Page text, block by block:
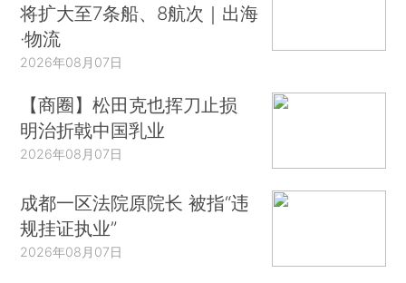
将扩大至7条船、8航次｜出海
·物流
2026年08月07日
【商圈】松田克也挥刀止损
明治折戟中国乳业
2026年08月07日
成都一区法院原院长 被指“违
规挂证执业”
2026年08月07日